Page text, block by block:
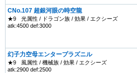
CNo.107 超銀河眼の時空龍
★9
光属性 / ドラゴン族 / 効果 / エクシーズ
atk:4500 def:3000
幻子力空母エンタープラズニル
★9
風属性 / 機械族 / 効果 / エクシーズ
atk:2900 def:2500